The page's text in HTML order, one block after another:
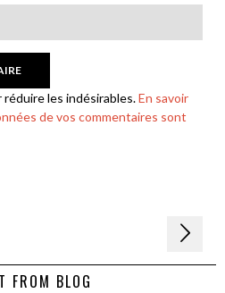
les indésirables.En savoir
de vos commentaires sont
FROM BLOG